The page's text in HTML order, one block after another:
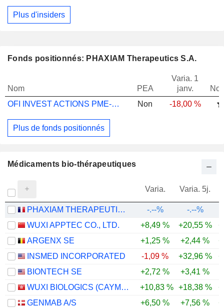
Plus d'insiders
Fonds positionnés: PHAXIAM Therapeutics S.A.
Nom PEA
Varia. 1
janv.
OFI INVEST ACTIONS PME-ETI C
Non -18,00 %
Plus de fonds positionnés
Médicaments bio-thérapeutiques
Varia. Varia. 5j.
PHAXIAM THERAPEUTICS S.A. -.--%
-.--%
WUXI APPTEC CO., LTD.
+8,49 % +20,55 %
ARGENX SE
+1,25 % +2,44 %
INSMED INCORPORATED
-1,09 % +32,96 %
BIONTECH SE
+2,72 % +3,41 %
WUXI BIOLOGICS (CAYMAN) INC.
+10,83 % +18,38 %
GENMAB A/S
+6,50 % +7,56 %